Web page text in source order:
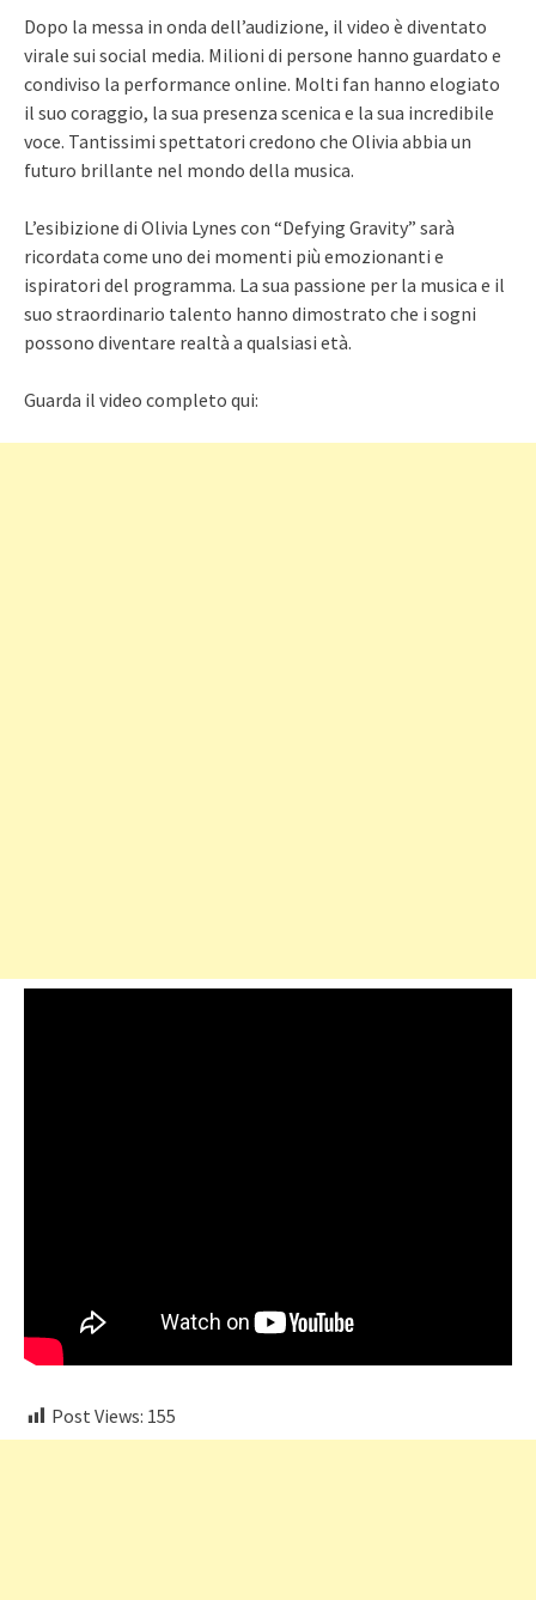
Dopo la messa in onda dell’audizione, il video è diventato
virale sui social media. Milioni di persone hanno guardato e
condiviso la performance online. Molti fan hanno elogiato
il suo coraggio, la sua presenza scenica e la sua incredibile
voce. Tantissimi spettatori credono che Olivia abbia un
futuro brillante nel mondo della musica.
L’esibizione di Olivia Lynes con “Defying Gravity” sarà
ricordata come uno dei momenti più emozionanti e
ispiratori del programma. La sua passione per la musica e il
suo straordinario talento hanno dimostrato che i sogni
possono diventare realtà a qualsiasi età.
Guarda il video completo qui:
Post Views: 155